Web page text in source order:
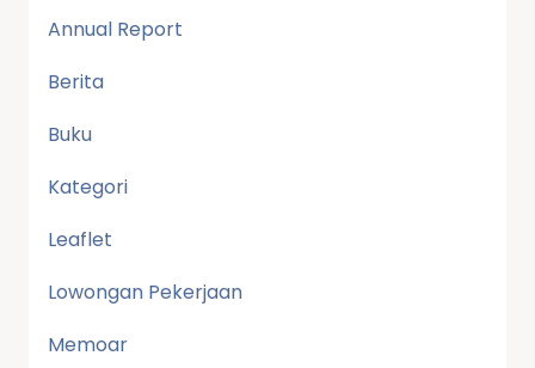
Annual Report
Berita
Buku
Kategori
Leaflet
Lowongan Pekerjaan
Memoar